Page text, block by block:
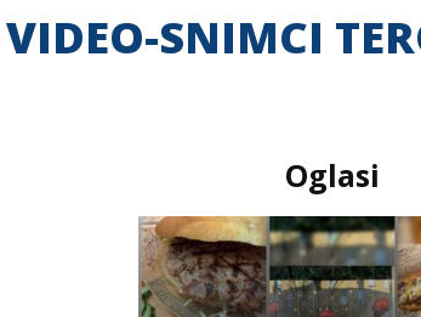
SNIMCI
Oglasi